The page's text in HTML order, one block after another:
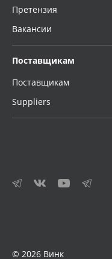
Претензия
Вакансии
Поставщикам
Поставщикам
Suppliers
© 2026 Винк